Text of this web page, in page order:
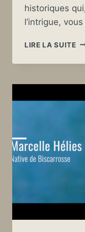
historiques
l’intrigue,
LIRE LA SUITE